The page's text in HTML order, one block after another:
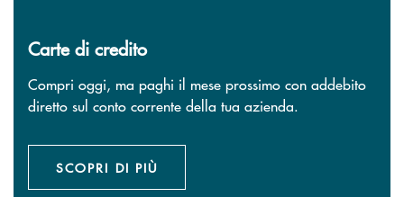
Carte di credito
Compri oggi, ma paghi il mese prossimo con addebito
diretto sul conto corrente della tua azienda.
SCOPRI DI PIÙ